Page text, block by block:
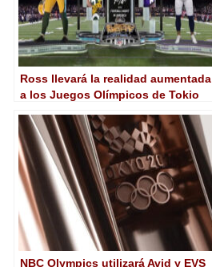
Ross llevará la realidad aumentada
a los Juegos Olímpicos de Tokio
NBC Olympics utilizará Avid y EVS